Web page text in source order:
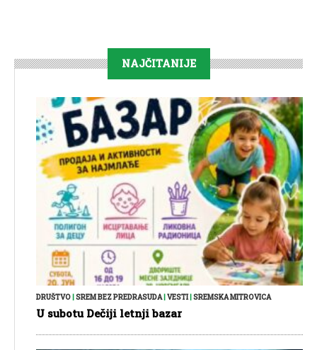
NAJČITANIJE
DRUŠTVO|SREM BEZ PREDRASUDA|VESTI|SREMSKA MITROVICA
U subotu Dečiji letnji bazar